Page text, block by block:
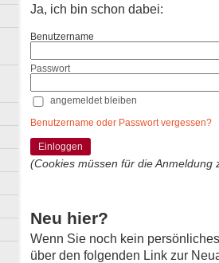
Ja, ich bin schon dabei:
Benutzername
Passwort
angemeldet bleiben
Benutzername oder Passwort vergessen?
Einloggen
(Cookies müssen für die Anmeldung
Neu hier?
Wenn Sie noch kein
über den folgenden Link zur